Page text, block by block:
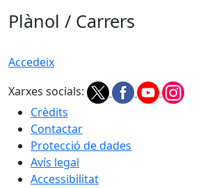
Plànol / Carrers
Accedeix
Xarxes socials:
Crèdits
Contactar
Protecció de dades
Avís legal
Accessibilitat